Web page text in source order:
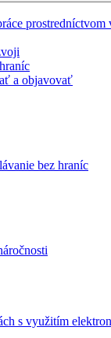
a objavovať
bez hraníc
s využitím